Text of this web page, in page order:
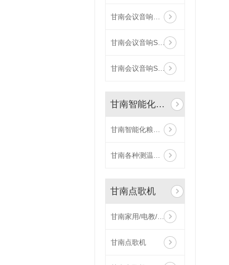
甘南会议音响价格SV-813
甘南会议音响Sv-812
甘南会议音响SV-811
甘南智能化粮库建设
甘南智能化粮库建设
甘南各种测温电缆定制
甘南点歌机
甘南家用/电教/会议音响
甘南点歌机